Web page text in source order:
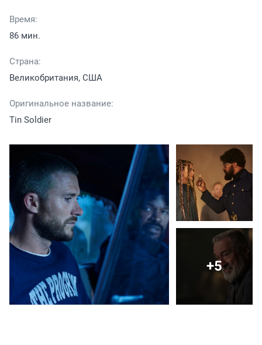
Время:
86 мин.
Страна:
Великобритания, США
Оригинальное название:
Tin Soldier
+5